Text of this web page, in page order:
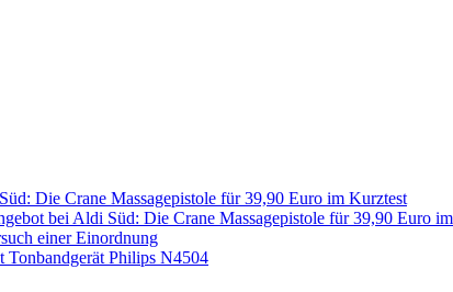
Die Crane Massagepistole für 39,90 Euro im Kurztest
bei Aldi Süd: Die Crane Massagepistole für 39,90 Euro
einer Einordnung
Tonbandgerät Philips N4504